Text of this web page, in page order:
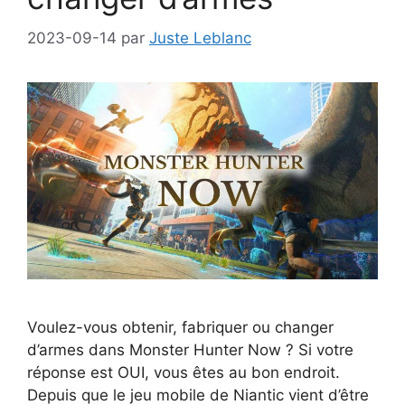
2023-09-14 par Juste Leblanc
Voulez-vous obtenir, fabriquer ou changer
d’armes dans Monster Hunter Now ? Si votre
réponse est OUI, vous êtes au bon endroit.
Depuis que le jeu mobile de Niantic vient d’être